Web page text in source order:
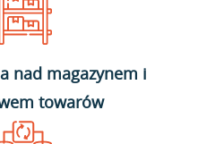
nad magazynem i
towarów